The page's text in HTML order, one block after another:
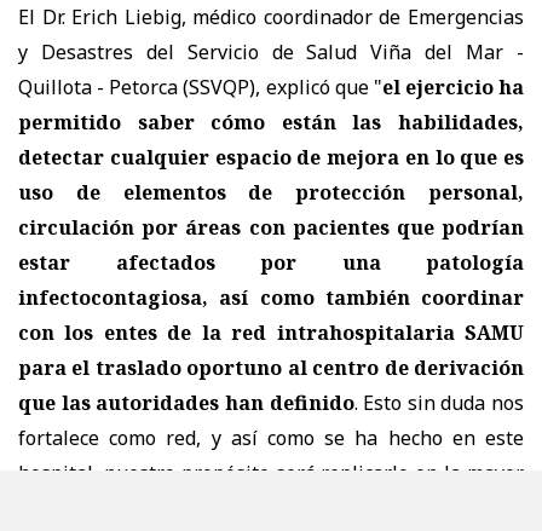
El Dr. Erich Liebig, médico coordinador de Emergencias
y Desastres del Servicio de Salud Viña del Mar -
Quillota - Petorca (SSVQP), explicó que "el ejercicio ha
permitido saber cómo están las habilidades,
detectar cualquier espacio de mejora en lo que es
uso de elementos de protección personal,
circulación por áreas con pacientes que podrían
estar afectados por una patología
infectocontagiosa, así como también coordinar
con los entes de la red intrahospitalaria SAMU
para el traslado oportuno al centro de derivación
que las autoridades han definido. Esto sin duda nos
fortalece como red, y así como se ha hecho en este
hospital, nuestro propósito será replicarlo en la mayor